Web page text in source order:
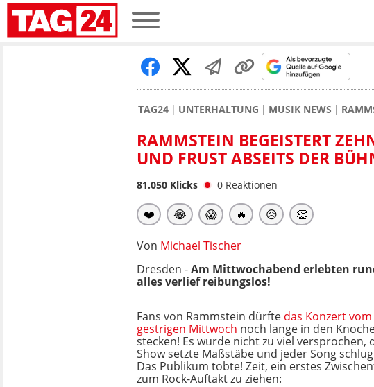
TAG24 UNTERHALTUNG MUSIK NEWS
RAMMSTEIN BEGEISTERT
UND FRUST ABSEITS DER
81.050 Klicks 0 Reaktionen
❤️ 😂 😱 🔥 😥 👏
Von Michael Tischer
Dresden -Am Mittwochabend erlebten
alles verlief reibungslos!
Fans von Rammstein dürfte das Konzert vom
gestrigen Mittwoch noch lange in den
stecken! Es wurde nicht zu viel versprochen,
Show setzte Maßstäbe und jeder Song
Das Publikum tobte! Zeit, ein erstes
zum Rock-Auftakt zu ziehen: